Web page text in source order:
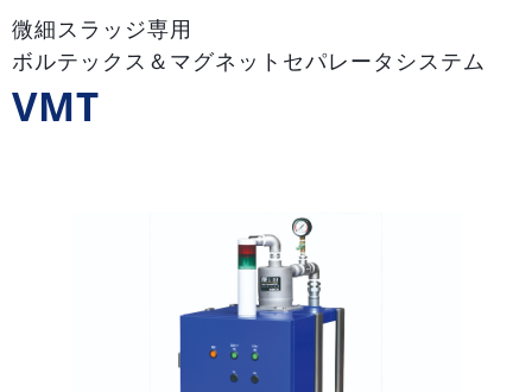
微細スラッジ専用
ボルテックス＆マグネットセパレータシステム
VMT